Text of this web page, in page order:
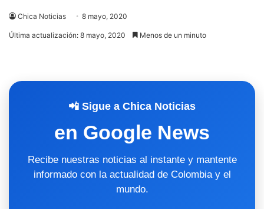
Chica Noticias 8 mayo, 2020
Última actualización: 8 mayo, 2020 Menos de un minuto
📲 Sigue a Chica Noticias
en Google News
Recibe nuestras noticias al instante y mantente
informado con la actualidad de Colombia y el
mundo.